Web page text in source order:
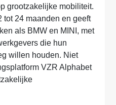
grootzakelijke mobiliteit.
tot 24 maanden en geeft
als BMW en MINI, met
die hun
willen houden. Niet
VZR Alphabet